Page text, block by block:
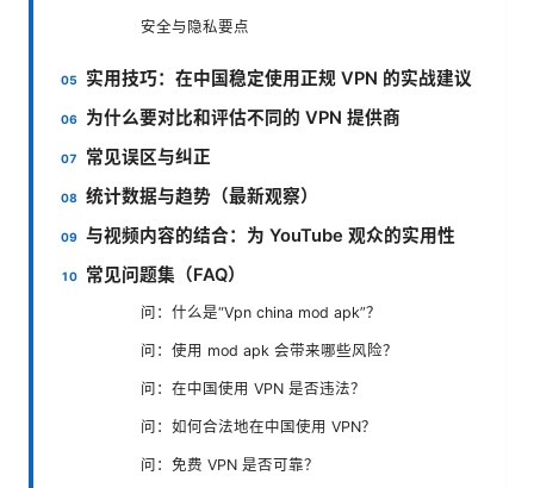
安全与隐私要点
实用技巧：在中国稳定使用正规 VPN 的实战建议
为什么要对比和评估不同的 VPN 提供商
常见误区与纠正
统计数据与趋势（最新观察）
与视频内容的结合：为 YouTube 观众的实用性
常见问题集（FAQ）
问：什么是“Vpn china mod apk”？
问：使用 mod apk 会带来哪些风险？
问：在中国使用 VPN 是否违法？
问：如何合法地在中国使用 VPN？
问：免费 VPN 是否可靠？